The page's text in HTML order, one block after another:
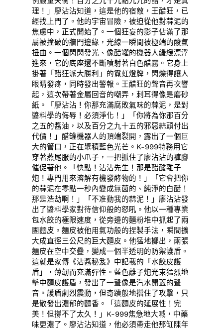
理！」廖沾沾知道，這是他的宿敵，王醋狂，已
經找上門了。他的宇宙冒險，被迫從他對蒜泥的
焦慮中，正式開始了。一個狂妄的影子佔滿了那
扇被撞破的牆門邊緣，光線一瞬間被極端的酸氣
扭曲。一個閃閃發光、像醋罐的機器人緩緩漂浮
進來，它的底座還不斷噴射著白色醋霧。它身上
掛著「醋狂派大勝利」的霓虹燈牌，閃爍得讓人
眼睛發疼，同時發出警報。王醋狂的聲音再次響
起，這次帶著金屬回音的嘲弄，刺耳得像是磨砂
紙。「廖沾沾！你那充滿腐敗氣味的蒜泥，是對
醬料學的侮辱！必須淨化！」「你將為你那百分
之五的醬油，以及百分之九十五的邪惡蒜頭付出
代價！」醋罐機器人的頂端裂開，露出了一個巨
大的管口，正在聚積藍色光芒。K-999特務用它
穿著燕尾服的小爪子，一把抓住了廖沾沾的褲腳
催促著他。「快點！沾沾先生！那是醋酸離子
炮！專門用來溶解有機發酵物的！」「它會把你
的蒜泥在零點一秒內變成無菌的、純淨的白醋！
那是浩劫啊！」「不准動我的蒜泥！」廖沾沾發
出了醬料學家對待信仰般的怒吼。他以一種專業
包水餃的極限速度，從旁邊的麵粉堆中抓起了兩
團麵皮。麵皮被他用氣功般的捏製手法，瞬間擴
大成直徑三公尺的巨大麵皮。他猛地擲出，兩張
麵皮在空中交疊，變成一個半透明的防禦護盾。
這就是家傳《沾醬秘笈》中記載的「水餃皮護
盾」，薄韌而充滿彈性。藍色離子炮光束猛烈地
擊中麵皮護盾，發出了一聲像是汽水開蓋的聲
音。護盾劇烈震動，但奇蹟般地擋住了攻擊，只
是散發出濃郁的麵香。「這麵皮的延展性！完
美！但撐不了太久！」K-999焦急地大喊，中藥
味更濃了。廖沾沾知道，他必須帶走他那缸陳年